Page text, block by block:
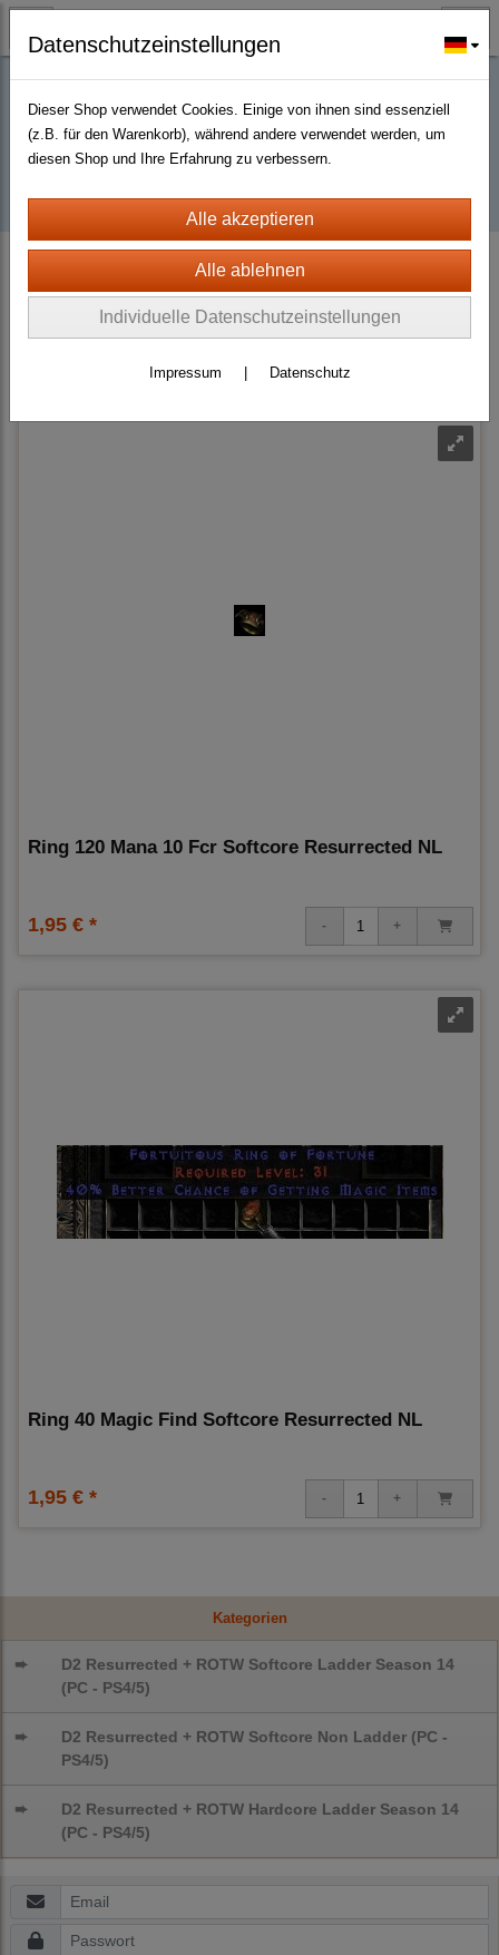
Buy D2R items | Diablo 2 Resurrected |
D2km
Kategorien
➨
D2 Resurrected + ROTW Softcore Ladder Season 14
(PC - PS4/5)
➨
D2 Resurrected + ROTW Softcore Non Ladder (PC -
PS4/5)
➨
D2 Resurrected + ROTW Hardcore Ladder Season 14
(PC - PS4/5)
D2 Resurrected + ROTW Softcore Non Ladder (PC - PS4/5)
Sortierung wählen
Ring 120 Mana 10 Fcr Softcore Resurrected NL
1,95 € *
Ring 40 Magic Find Softcore Resurrected NL
1,95 € *
Datenschutzeinstellungen
Dieser Shop verwendet Cookies. Einige von ihnen sind essenziell
(z.B. für den Warenkorb), während andere verwendet werden, um
diesen Shop und Ihre Erfahrung zu verbessern.
Individuelle Datenschutzeinstellungen
Impressum Datenschutz